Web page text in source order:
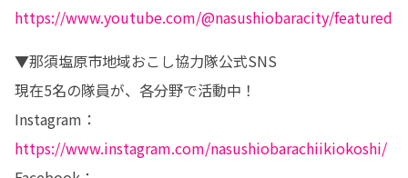
https://www.youtube.com/@nasushiobaracity/featured
▼那須塩原市地域おこし協力隊公式SNS
現在5名の隊員が、各分野で活動中！
Instagram：
https://www.instagram.com/nasushiobarachiikiokoshi/